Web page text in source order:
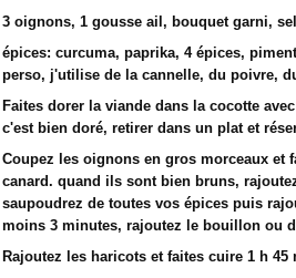
3 oignons, 1 gousse ail, bouquet garni,
épices: curcuma, paprika, 4 épices,
perso, j'utilise de la cannelle, du poivre,
Faites dorer la viande dans la cocotte
c'est bien doré, retirer dans un plat et
Coupez les oignons en gros morceaux et
canard. quand ils sont bien bruns,
saupoudrez de toutes vos épices puis
moins 3 minutes, rajoutez le bouillon ou
Rajoutez les haricots et faites cuire 1 h